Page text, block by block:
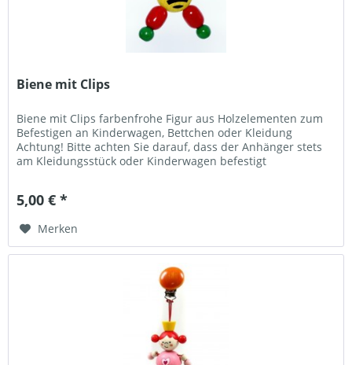
Biene mit Clips
Biene mit Clips farbenfrohe Figur aus Holzelementen zum
Befestigen an Kinderwagen, Bettchen oder Kleidung
Achtung! Bitte achten Sie darauf, dass der Anhänger stets
am Kleidungsstück oder Kinderwagen befestigt
5,00 € *
Merken